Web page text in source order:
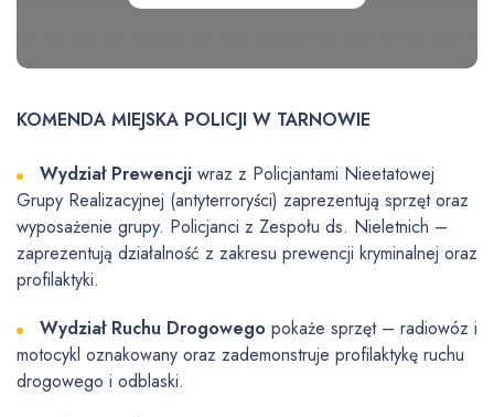
KOMENDA MIEJSKA POLICJI W TARNOWIE
Wydział Prewencji wraz z Policjantami Nieetatowej
Grupy Realizacyjnej (antyterroryści) zaprezentują sprzęt oraz
wyposażenie grupy. Policjanci z Zespołu ds. Nieletnich –
zaprezentują działalność z zakresu prewencji kryminalnej oraz
profilaktyki.
Wydział Ruchu Drogowego pokaże sprzęt – radiowóz i
motocykl oznakowany oraz zademonstruje profilaktykę ruchu
drogowego i odblaski.